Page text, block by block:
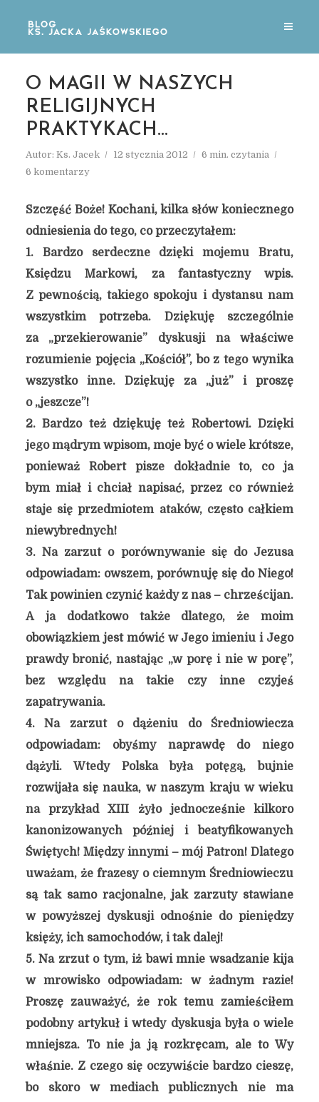
O MAGII W NASZYCH
RELIGIJNYCH
PRAKTYKACH…
Autor: Ks. Jacek 12 stycznia 2012
6 min. czytania
6 komentarzy
Szczęść Boże! Kochani, kilka słów koniecznego
odniesienia do tego, co przeczytałem:
1. Bardzo serdeczne dzięki mojemu Bratu,
Księdzu Markowi, za fantastyczny wpis.
Z pewnością, takiego spokoju i dystansu nam
wszystkim potrzeba. Dziękuję szczególnie
za „przekierowanie” dyskusji na właściwe
rozumienie pojęcia „Kościół”, bo z tego wynika
wszystko inne. Dziękuję za „już” i proszę
o „jeszcze”!
2. Bardzo też dziękuję też Robertowi. Dzięki
jego mądrym wpisom, moje być o wiele krótsze,
ponieważ Robert pisze dokładnie to, co ja
bym miał i chciał napisać, przez co również
staje się przedmiotem ataków, często całkiem
niewybrednych!
3. Na zarzut o porównywanie się do Jezusa
odpowiadam: owszem, porównuję się do Niego!
Tak powinien czynić każdy z nas – chrześcijan.
A ja dodatkowo także dlatego, że moim
obowiązkiem jest mówić w Jego imieniu i Jego
prawdy bronić, nastając „w porę i nie w porę”,
bez względu na takie czy inne czyjeś
zapatrywania.
4. Na zarzut o dążeniu do Średniowiecza
odpowiadam: obyśmy naprawdę do niego
dążyli. Wtedy Polska była potęgą, bujnie
rozwijała się nauka, w naszym kraju w wieku
na przykład XIII żyło jednocześnie kilkoro
kanonizowanych później i beatyfikowanych
Świętych! Między innymi – mój Patron! Dlatego
uważam, że frazesy o ciemnym Średniowieczu
są tak samo racjonalne, jak zarzuty stawiane
w powyższej dyskusji odnośnie do pieniędzy
księży, ich samochodów, i tak dalej!
5. Na zrzut o tym, iż bawi mnie wsadzanie kija
w mrowisko odpowiadam: w żadnym razie!
Proszę zauważyć, że rok temu zamieściłem
podobny artykuł i wtedy dyskusja była o wiele
mniejsza. To nie ja ją rozkręcam, ale to Wy
właśnie. Z czego się oczywiście bardzo cieszę,
bo skoro w mediach publicznych nie ma